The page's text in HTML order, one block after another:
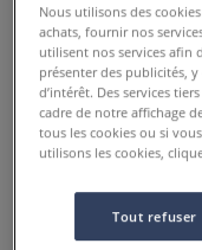
Palette
Sauvage
Nous utilisons des
achats, fournir nos
utilisent nos services afin
présenter des publicités,
d’intérêt. Des services
cadre de notre affichage
tous les cookies ou si
utilisons les cookies,
Tout refuser